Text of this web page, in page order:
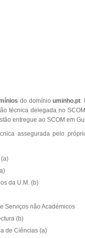
do domíniouminho.pt.
técnica delegada no
entregue ao SCOM em
assegurada pelo
da U.M. (b)
Serviços não Académicos
(b)
de Ciências (a)